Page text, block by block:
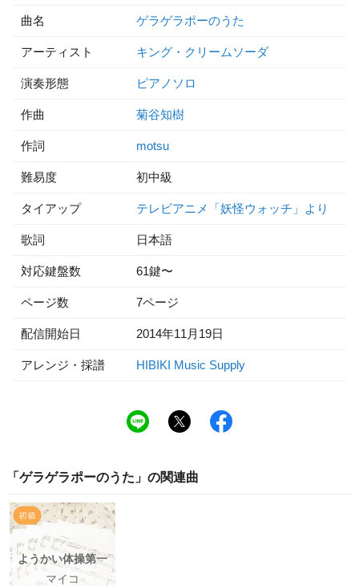
曲名 ゲラゲラポーのうた
アーティスト キング・クリームソーダ
演奏形態 ピアノソロ
作曲 菊谷知樹
作詞 motsu
難易度 初中級
タイアップ テレビアニメ「妖怪ウォッチ」より
歌詞 日本語
対応鍵盤数 61鍵〜
ページ数 7ページ
配信開始日 2014年11月19日
アレンジ・採譜 HIBIKI Music Supply
「 ゲラゲラポーのうた 」の関連曲
ようかい体操第一
マイコ